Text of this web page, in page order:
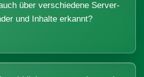
über verschiedene Server-
und Inhalte erkannt?